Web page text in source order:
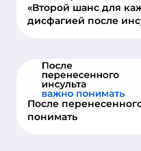
«Второй шанс для
дисфагией после
После
понимать